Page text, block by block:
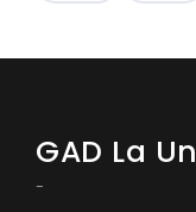
GAD La
-